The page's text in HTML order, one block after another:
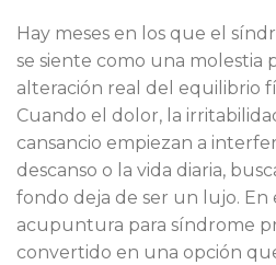
Hay meses en los que el
se siente como una molestia
alteración real del equilibrio
Cuando el dolor, la
cansancio empiezan a
descanso o la vida diaria,
fondo deja de ser un lujo. En
acupuntura para síndrome
convertido en una opción